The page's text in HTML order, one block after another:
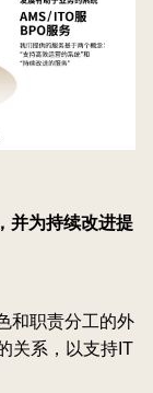
并为持续改进提
和职责分工的外
关系，以支持IT